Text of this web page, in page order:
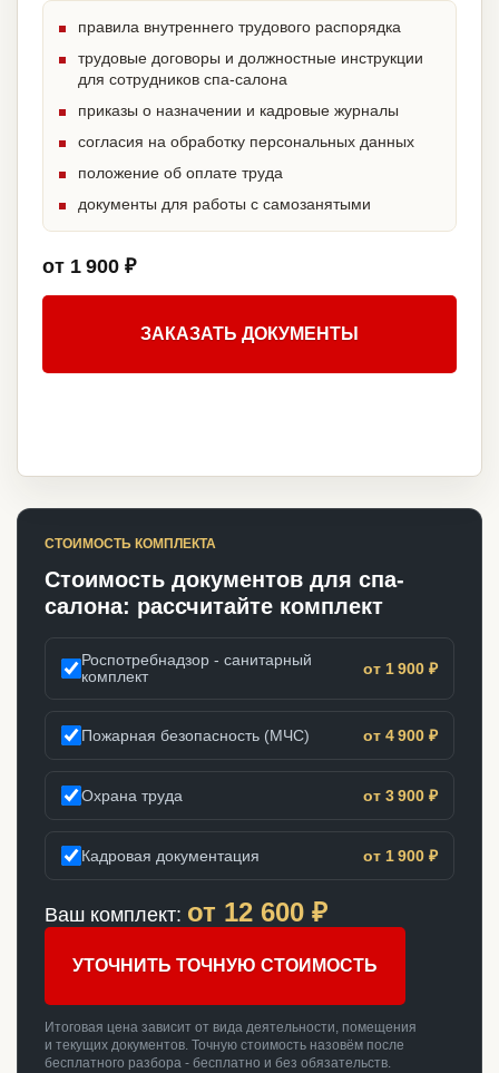
правила внутреннего трудового распорядка
трудовые договоры и должностные инструкции
для сотрудников спа-салона
приказы о назначении и кадровые журналы
согласия на обработку персональных данных
положение об оплате труда
документы для работы с самозанятыми
от 1 900 ₽
ЗАКАЗАТЬ ДОКУМЕНТЫ
СТОИМОСТЬ КОМПЛЕКТА
Стоимость документов для спа-
салона: рассчитайте комплект
Роспотребнадзор - санитарный
комплект
от 1 900 ₽
Пожарная безопасность (МЧС) от 4 900 ₽
Охрана труда от 3 900 ₽
Кадровая документация от 1 900 ₽
Ваш комплект: от 12 600 ₽
УТОЧНИТЬ ТОЧНУЮ СТОИМОСТЬ
Итоговая цена зависит от вида деятельности, помещения
и текущих документов. Точную стоимость назовём после
бесплатного разбора - бесплатно и без обязательств.